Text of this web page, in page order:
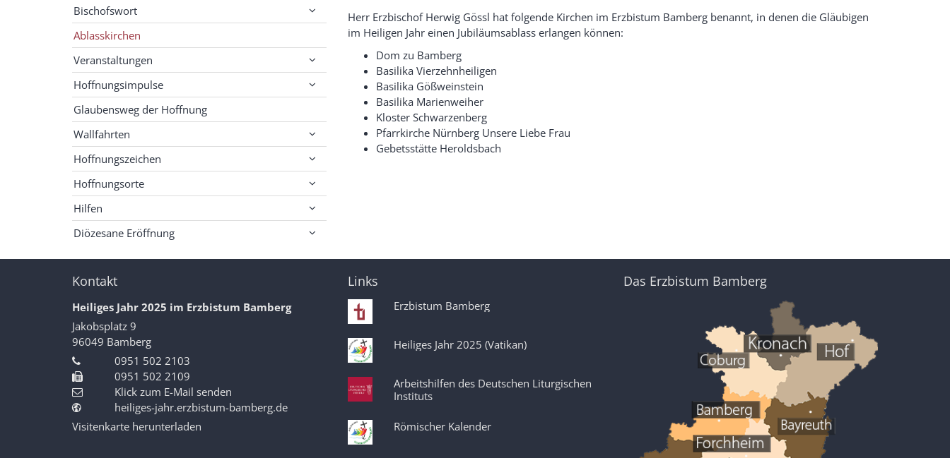
Herr Erzbischof Herwig Gössl hat folgende Kirchen im Erzbistum Bamberg benannt, in denen die Gläubigen
im Heiligen Jahr einen Jubiläumsablass erlangen können:
Dom zu Bamberg
Basilika Vierzehnheiligen
Basilika Gößweinstein
Basilika Marienweiher
Kloster Schwarzenberg
Pfarrkirche Nürnberg Unsere Liebe Frau
Gebetsstätte Heroldsbach
Bischofswort
Ablasskirchen
Veranstaltungen
Hoffnungsimpulse
Glaubensweg der Hoffnung
Wallfahrten
Hoffnungszeichen
Hoffnungsorte
Hilfen
Diözesane Eröffnung
Kontakt
Heiliges Jahr 2025 im Erzbistum Bamberg
Jakobsplatz 9
96049 Bamberg
0951 502 2103
0951 502 2109
Klick zum E-Mail senden
heiliges-jahr.erzbistum-bamberg.de
Visitenkarte herunterladen
Links
Erzbistum Bamberg
Heiliges Jahr 2025 (Vatikan)
Arbeitshilfen des Deutschen Liturgischen
Instituts
Römischer Kalender
Das Erzbistum Bamberg